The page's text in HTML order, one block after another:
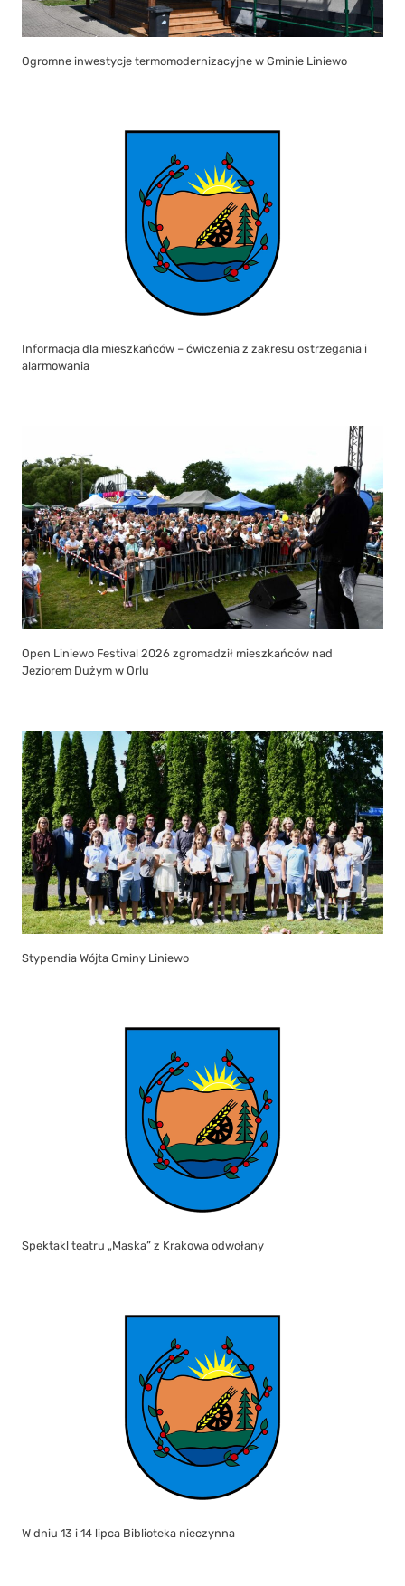
Ogromne inwestycje termomodernizacyjne w Gminie Liniewo
Informacja dla mieszkańców – ćwiczenia z zakresu ostrzegania i
alarmowania
Open Liniewo Festival 2026 zgromadził mieszkańców nad
Jeziorem Dużym w Orlu
Stypendia Wójta Gminy Liniewo
Spektakl teatru „Maska” z Krakowa odwołany
W dniu 13 i 14 lipca Biblioteka nieczynna